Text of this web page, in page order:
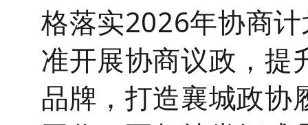
格落实2026年协商
准开展协商议政，提
品牌，打造襄城政协